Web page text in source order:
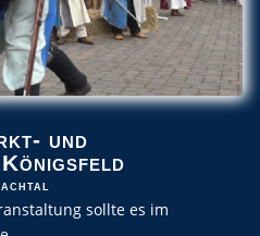
und
sollte es im